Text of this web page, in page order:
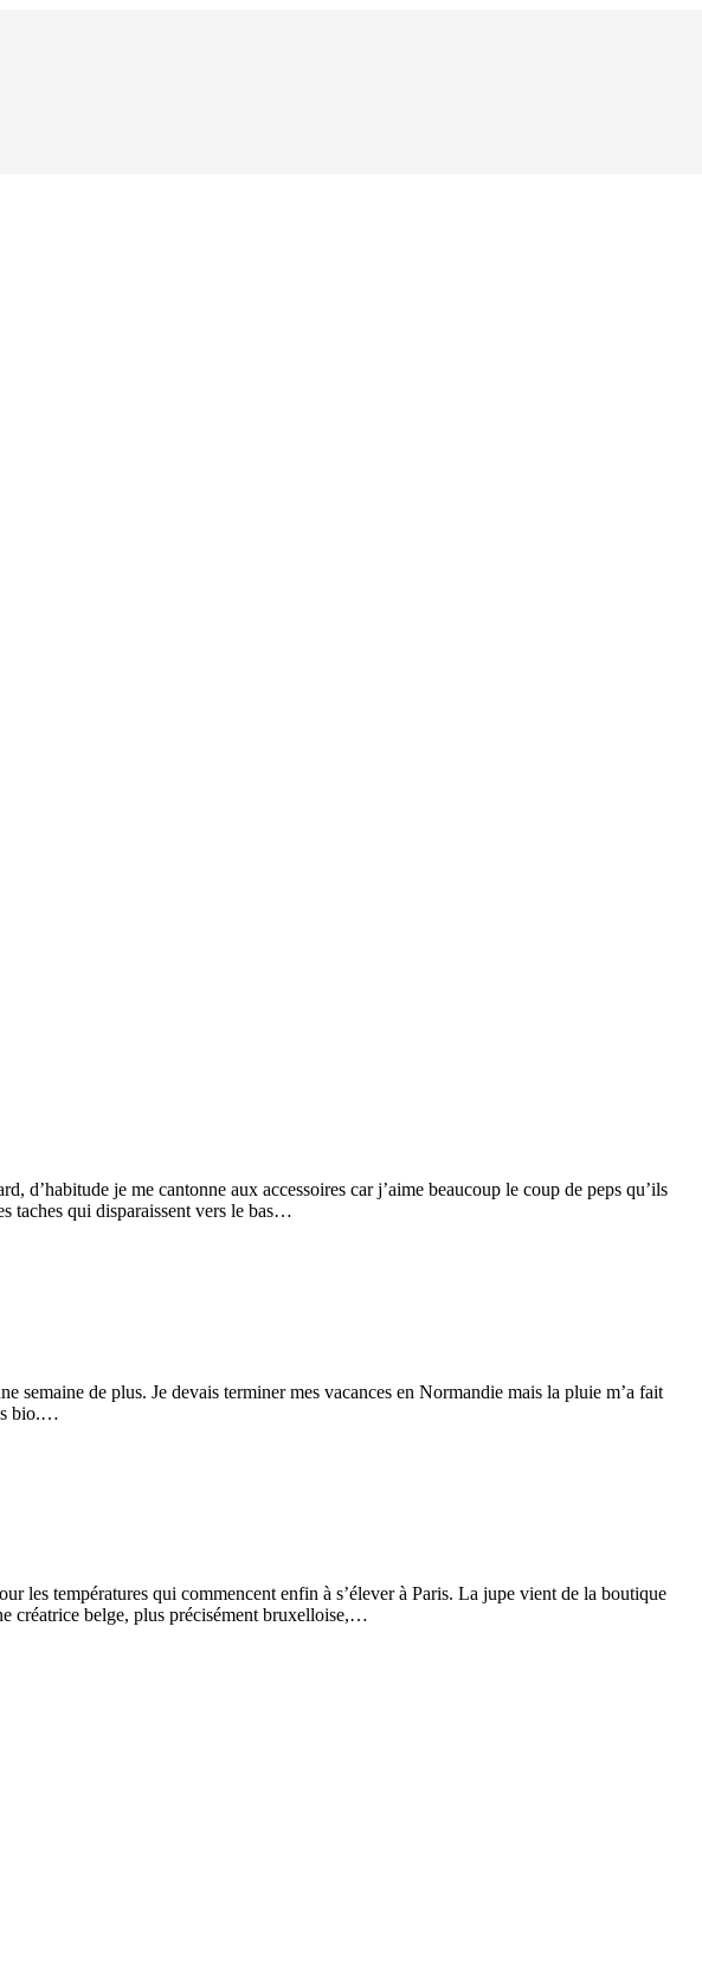
d’habitude je me cantonne aux accessoires car j’aime beaucoup le coup de peps qu’ils
taches qui disparaissent vers le bas…
de plus. Je devais terminer mes vacances en Normandie mais la pluie m’a fait
bio.…
les températures qui commencent enfin à s’élever à Paris. La jupe vient de la boutique
créatrice belge, plus précisément bruxelloise,…